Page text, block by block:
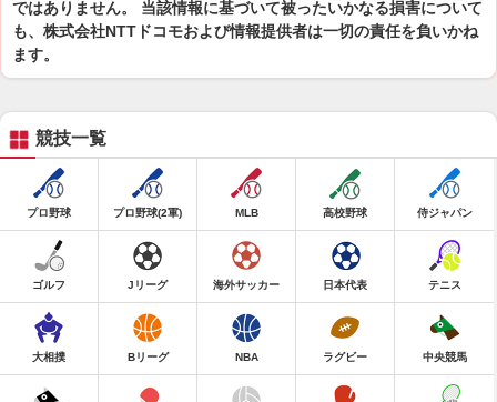
ではありません。 当該情報に基づいて被ったいかなる損害について
も、株式会社NTTドコモおよび情報提供者は一切の責任を負いかね
ます。
競技一覧
プロ野球 プロ野球(2軍) MLB 高校野球 侍ジャパン
ゴルフ Jリーグ 海外サッカー 日本代表 テニス
大相撲 Bリーグ NBA ラグビー 中央競馬